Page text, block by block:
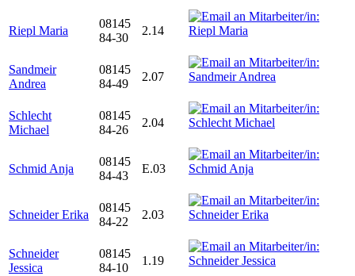
Riepl Maria
08145
84-30
2.14
Sandmeir
Andrea
08145
84-49
2.07
Schlecht
Michael
08145
84-26
2.04
Schmid Anja
08145
84-43
E.03
Schneider Erika
08145
84-22
2.03
Schneider
Jessica
08145
84-10
1.19